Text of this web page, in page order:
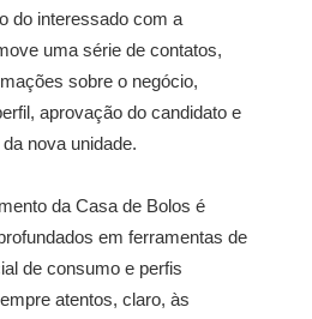
do interessado com a
uma série de contatos,
sobre o negócio,
aprovação do candidato e
nova unidade.
da Casa de Bolos é
em ferramentas de
de consumo e perfis
atentos, claro, às